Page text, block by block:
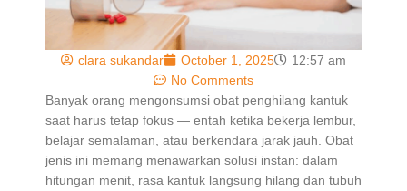
clara sukandar October 1, 2025
12:57 am
No Comments
Banyak orang mengonsumsi obat penghilang kantuk
saat harus tetap fokus — entah ketika bekerja lembur,
belajar semalaman, atau berkendara jarak jauh. Obat
jenis ini memang menawarkan solusi instan: dalam
hitungan menit, rasa kantuk langsung hilang dan tubuh